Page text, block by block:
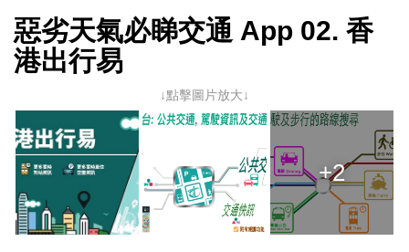
惡劣天氣必睇交通 App 02. 香
港出行易
↓點擊圖片放大↓
+2